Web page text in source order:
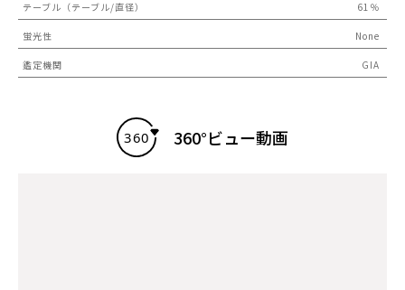
テーブル（テーブル/直径） 61％
蛍光性 None
鑑定機関 GIA
360°ビュー動画